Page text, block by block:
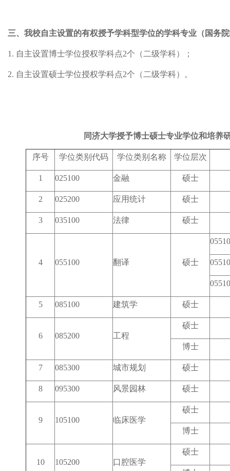
三、我校自主设置的有权授予学科型学位的学科专业（国务
1. 自主设置博士学位授权学科点2个（二级学科）；
2. 自主设置硕士学位授权学科点2个（二级学科）。
同济大学授予博士硕士专业学位和培养
序号 学位类别代码 学位类别名称 学位层次
1 025100 金融 硕士
2 025200 应用统计 硕士
3 035100 法律 硕士
4 055100 翻译 硕士
5 085100 建筑学 硕士
6 085200 工程
硕士
博士
7 085300 城市规划 硕士
8 095300 风景园林 硕士
9 105100 临床医学
硕士
博士
10 105200 口腔医学
硕士